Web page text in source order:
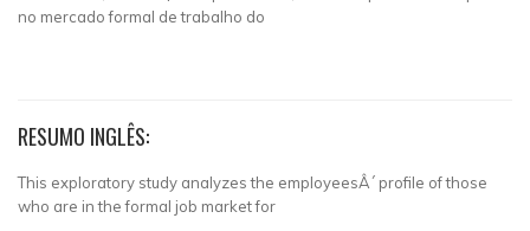
no mercado formal de trabalho do
RESUMO INGLÊS:
This exploratory study analyzes the employeesÂ´ profile of those
who are in the formal job market for